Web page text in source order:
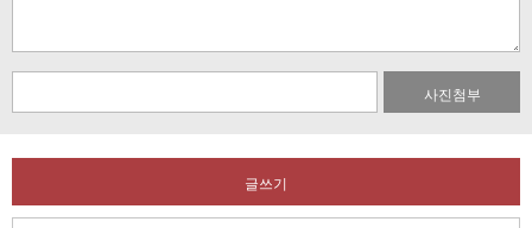
사진첨부
글쓰기